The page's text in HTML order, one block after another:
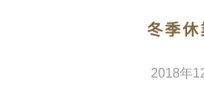
冬季
2018年